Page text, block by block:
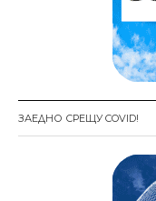
ЗАЕДНО СРЕЩУ COVID!